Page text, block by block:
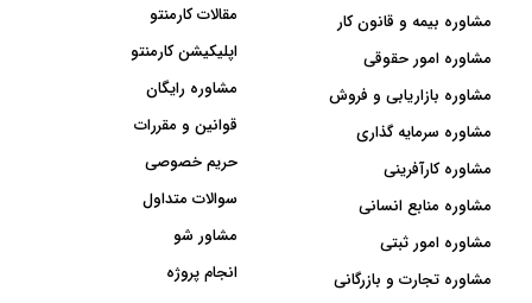
مشاوره بیمه و قانون کار
مشاوره امور حقوقی
مشاوره بازاریابی و فروش
مشاوره سرمایه گذاری
مشاوره کارآفرینی
مشاوره منابع انسانی
مشاوره امور ثبتی
مشاوره تجارت و بازرگانی
مقالات کارمنتو
اپلیکیشن کارمنتو
مشاوره رایگان
قوانین و مقررات
حریم خصوصی
سوالات متداول
مشاور شو
انجام پروژه